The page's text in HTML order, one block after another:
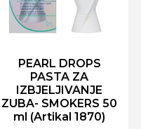
PEARL DROPS
PASTA ZA
IZBJELJIVANJE
ZUBA- SMOKERS 50
ml (Artikal 1870)